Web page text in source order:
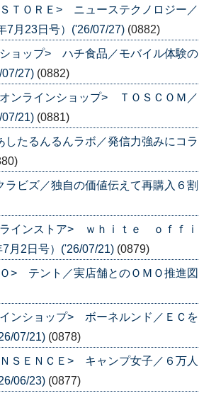
ＴＯＲＥ> ニューステクノロジー／
7月23日号）('26/07/27) (0882)
ョップ> ハチ食品／モバイル体験の
27) (0882)
ンラインショップ> ＴＯＳＣＯＭ／
21) (0881)
たるんるんラボ／発信力強みにコラ
ビズ／独自の価値伝えて再購入６割
インストア> ｗｈｉｔｅ ｏｆｆｉ
7月2日号）('26/07/21) (0879)
> テント／実店舗とのＯＭＯ推進図
ンショップ> ボーネルンド／ＥＣを
07/21) (0878)
ＳＥＮＣＥ> キャンプ女子／６万人
06/23) (0877)